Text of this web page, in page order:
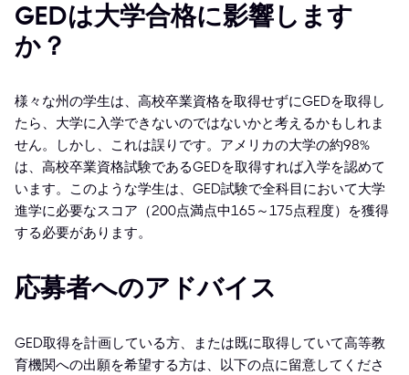
GEDは大学合格に影響します
か？
様々な州の学生は、高校卒業資格を取得せずにGEDを取得し
たら、大学に入学できないのではないかと考えるかもしれま
せん。しかし、これは誤りです。アメリカの大学の約98%
は、高校卒業資格試験であるGEDを取得すれば入学を認めて
います。このような学生は、GED試験で全科目において大学
進学に必要なスコア（200点満点中165～175点程度）を獲得
する必要があります。
応募者へのアドバイス
GED取得を計画している方、または既に取得していて高等教
育機関への出願を希望する方は、以下の点に留意してくださ